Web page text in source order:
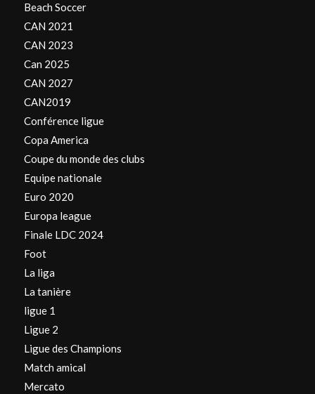
Beach Soccer
CAN 2021
CAN 2023
Can 2025
CAN 2027
CAN2019
Conférence ligue
Copa America
Coupe du monde des clubs
Equipe nationale
Euro 2020
Europa league
Finale LDC 2024
Foot
La liga
La tanière
ligue 1
Ligue 2
Ligue des Champions
Match amical
Mercato